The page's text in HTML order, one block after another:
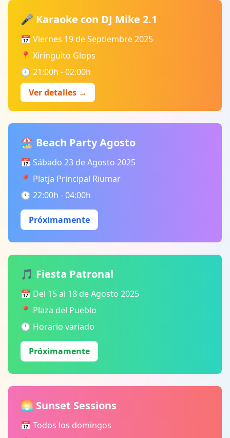
🎤 Karaoke con DJ Mike 2.1
📅 Viernes 19 de Septiembre 2025
📍 Xiringuito Glops
🕘 21:00h - 02:00h
Ver detalles →
🏖️ Beach Party Agosto
📅 Sábado 23 de Agosto 2025
📍 Platja Principal Riumar
🕙 22:00h - 04:00h
Próximamente
🎵 Fiesta Patronal
📅 Del 15 al 18 de Agosto 2025
📍 Plaza del Pueblo
🕛 Horario variado
Próximamente
🌅 Sunset Sessions
📅 Todos los domingos